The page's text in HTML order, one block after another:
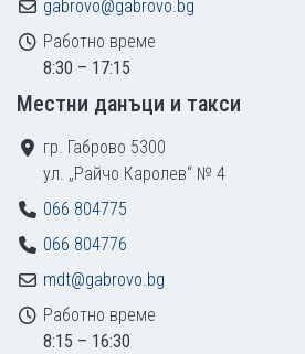
gabrovo@gabrovo.bg
Работно време
8:30 – 17:15
Местни данъци и такси
гр. Габрово 5300
ул. „Райчо Каролев“ № 4
066 804775
066 804776
mdt@gabrovo.bg
Работно време
8:15 – 16:30